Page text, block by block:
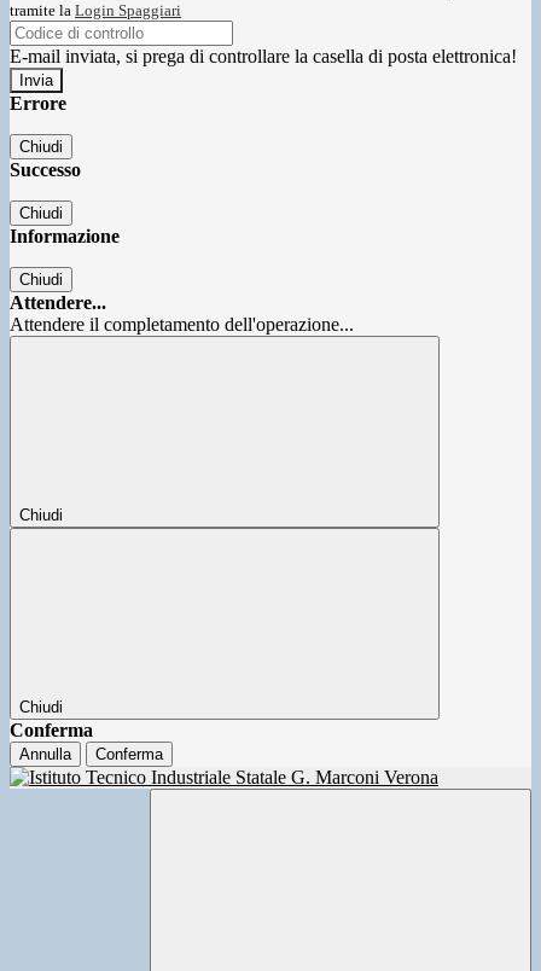
tramite la Login Spaggiari
E-mail inviata, si prega di controllare la casella di posta elettronica!
Errore
Chiudi
Successo
Chiudi
Informazione
Chiudi
Attendere...
Attendere il completamento dell'operazione...
Chiudi
Chiudi
Conferma
Annulla Conferma